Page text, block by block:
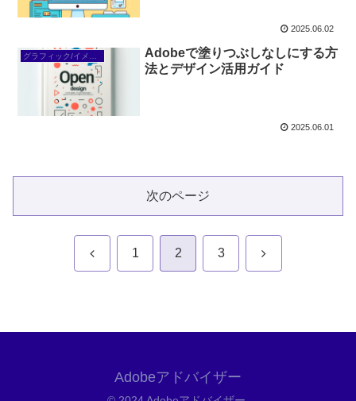
2025.06.02
グラフィック/イメージ編集
Adobeで塗りつぶしなしにする方
法とデザイン活用ガイド
2025.06.01
次のページ
前 1 2 3 次
Adobeアドバイザー